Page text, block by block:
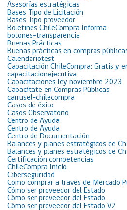
Asesorías estratégicas
Bases Tipo de Licitación
Bases Tipo proveedor
Boletines ChileCompra Informa
botones-transparencia
Buenas Prácticas
Buenas prácticas en compras
Calendariotest
Capacitación ChileCompra: Gratis y
capacitacionejecutiva
Capacitaciones ley noviembre 2023
Capacítate en Compras Públicas
carrusel-chilecompra
Casos de éxito
Casos Observatorio
Centro de Ayuda
Centro de Ayuda
Centro de Documentación
Balances y planes estratégicos de
Balances y planes estratégicos de
Certificación competencias
ChileCompra Inicio
Ciberseguridad
Cómo comprar a través de Mercado
Cómo ser proveedor del Estado
Cómo ser proveedor del Estado
Cómo ser proveedor del Estado V2